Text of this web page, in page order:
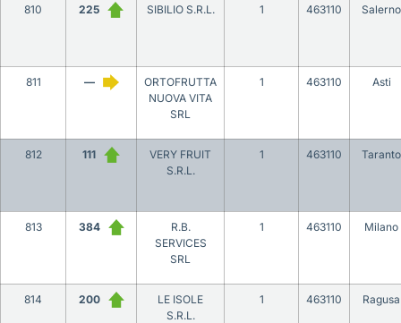
810 225 SIBILIO S.R.L. 1 463110 Salerno
811 —
ORTOFRUTTA
NUOVA VITA
SRL
1 463110 Asti
812 111
VERY FRUIT
S.R.L.
1 463110 Taranto
813 384
R.B.
SERVICES
SRL
1 463110 Milano
814 200
LE ISOLE
S.R.L.
1 463110 Ragusa